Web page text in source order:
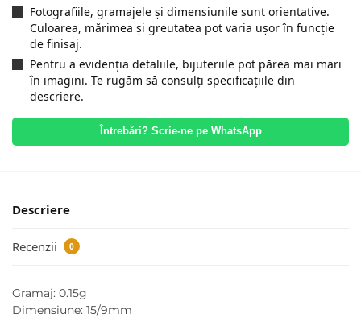
Fotografiile, gramajele și dimensiunile sunt orientative.
Culoarea, mărimea și greutatea pot varia ușor în funcție
de finisaj.
Pentru a evidenția detaliile, bijuteriile pot părea mai mari
în imagini. Te rugăm să consulți specificațiile din
descriere.
Întrebări? Scrie-ne pe WhatsApp
Descriere
Recenzii 0
Gramaj: 0.15g
Dimensiune: 15/9mm